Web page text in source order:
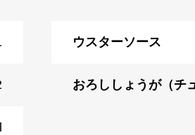
ウスターソース
おろししょうが（チ